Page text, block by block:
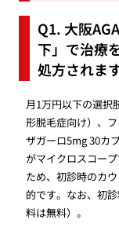
Q1. 大阪
下」で治療
処方されま
月1万円以下の選択
形脱毛症向け）、
ザガーロ5mg 30カ
がマイクロスコー
ため、初診時のカ
的です。なお、初
料は無料）。